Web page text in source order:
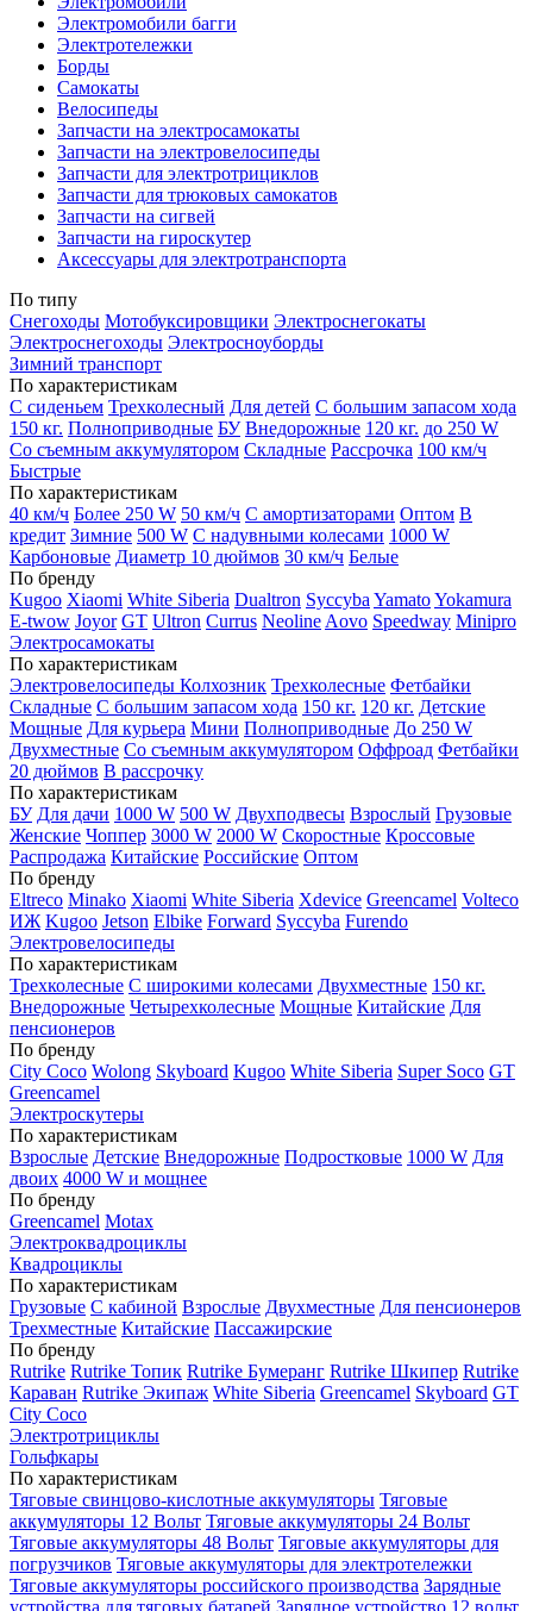
Электромобили багги
Электротележки
Борды
Самокаты
Велосипеды
Запчасти на электросамокаты
Запчасти на электровелосипеды
Запчасти для электротрициклов
Запчасти для трюковых самокатов
Запчасти на сигвей
Запчасти на гироскутер
Аксессуары для электротранспорта
По типу
Снегоходы Мотобуксировщики Электроснегокаты
Электроснегоходы Электросноуборды
Зимний транспорт
По характеристикам
С сиденьем Трехколесный Для детей С большим запасом хода
150 кг. Полноприводные БУ Внедорожные 120 кг. до 250 W
Со съемным аккумулятором Складные Рассрочка 100 км/ч
Быстрые
По характеристикам
40 км/ч Более 250 W 50 км/ч С амортизаторами Оптом В
кредит Зимние 500 W С надувными колесами 1000 W
Карбоновые Диаметр 10 дюймов 30 км/ч Белые
По бренду
Kugoo Xiaomi White Siberia Dualtron Syccyba YamatoYokamura
E-twow Joyor GT Ultron Currus Neoline Aovo Speedway Minipro
Электросамокаты
По характеристикам
Электровелосипеды Колхозник Трехколесные Фетбайки
Складные С большим запасом хода 150 кг. 120 кг. Детские
Мощные Для курьера Мини Полноприводные До 250 W
Двухместные Со съемным аккумулятором Оффроад Фетбайки
20 дюймов В рассрочку
По характеристикам
БУ Для дачи 1000 W 500 W Двухподвесы Взрослый Грузовые
Женские Чоппер 3000 W 2000 W Скоростные Кроссовые
Распродажа Китайские Российские Оптом
По бренду
Eltreco Minako Xiaomi White Siberia Xdevice Greencamel Volteco
ИЖ Kugoo Jetson Elbike Forward Syccyba Furendo
Электровелосипеды
По характеристикам
Трехколесные С широкими колесами Двухместные 150 кг.
Внедорожные Четырехколесные Мощные Китайские Для
пенсионеров
По бренду
City Coco Wolong Skyboard Kugoo White Siberia Super Soco GT
Greencamel
Электроскутеры
По характеристикам
Взрослые Детские Внедорожные Подростковые 1000 W Для
двоих 4000 W и мощнее
По бренду
Greencamel Motax
Электроквадроциклы
Квадроциклы
По характеристикам
Грузовые С кабиной Взрослые Двухместные Для пенсионеров
Трехместные Китайские Пассажирские
По бренду
Rutrike Rutrike Топик Rutrike Бумеранг Rutrike Шкипер Rutrike
Караван Rutrike Экипаж White Siberia Greencamel Skyboard GT
City Coco
Электротрициклы
Гольфкары
По характеристикам
Тяговые свинцово-кислотные аккумуляторы Тяговые
аккумуляторы 12 Вольт Тяговые аккумуляторы 24 Вольт
Тяговые аккумуляторы 48 Вольт Тяговые аккумуляторы для
погрузчиков Тяговые аккумуляторы для электротележки
Тяговые аккумуляторы российского производства Зарядные
устройства для тяговых батарей Зарядное устройство 12 вольт